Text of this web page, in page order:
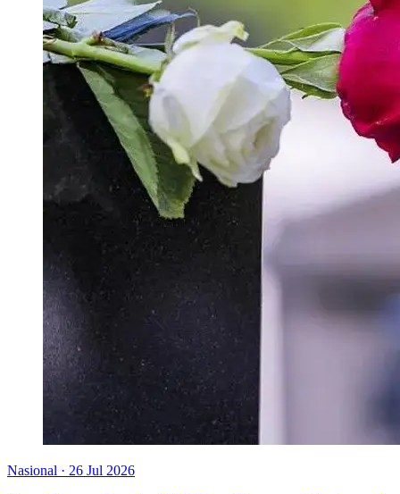
Nasional · 26 Jul 2026